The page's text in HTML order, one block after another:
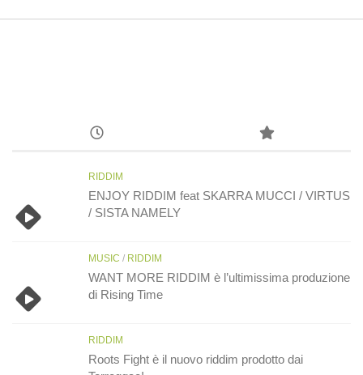
RIDDIM
ENJOY RIDDIM feat SKARRA MUCCI / VIRTUS
/ SISTA NAMELY
MUSIC / RIDDIM
WANT MORE RIDDIM è l’ultimissima produzione
di Rising Time
RIDDIM
Roots Fight è il nuovo riddim prodotto dai